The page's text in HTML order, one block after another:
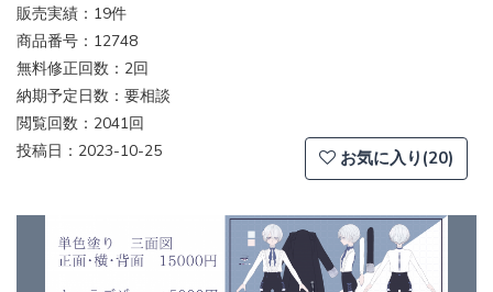
販売実績：19件
商品番号：12748
無料修正回数：2回
納期予定日数：要相談
閲覧回数：2041回
投稿日：2023-10-25
お気に入り(20)